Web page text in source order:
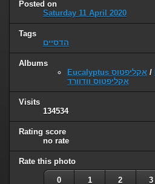
Posted on
Saturday 11 April 2020
Tags
הדסיים
Albums
Eucalyptus אקליפטוס /
אקליפטוס וודוורד
Visits
134534
Rating score
no rate
Rate this photo
0 1 2 3